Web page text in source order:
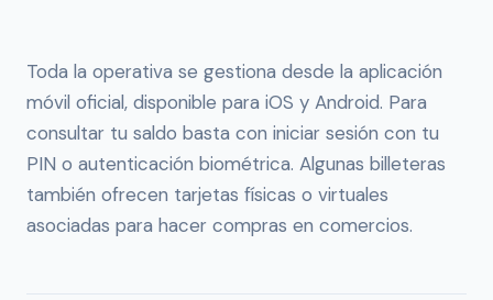
Toda la operativa se gestiona desde la aplicación
móvil oficial, disponible para iOS y Android. Para
consultar tu saldo basta con iniciar sesión con tu
PIN o autenticación biométrica. Algunas billeteras
también ofrecen tarjetas físicas o virtuales
asociadas para hacer compras en comercios.